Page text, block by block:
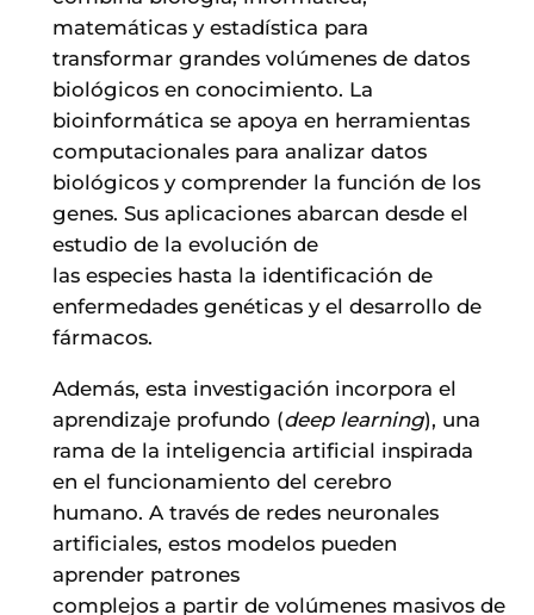
matemáticas y estadística para
transformar grandes volúmenes de datos
biológicos en conocimiento. La
bioinformática se apoya en herramientas
computacionales para analizar datos
biológicos y comprender la función de los
genes. Sus aplicaciones abarcan desde el
estudio de la evolución de
las especies hasta la identificación de
enfermedades genéticas y el desarrollo de
fármacos.
Además, esta investigación incorpora el
aprendizaje profundo (deep learning), una
rama de la inteligencia artificial inspirada
en el funcionamiento del cerebro
humano. A través de redes neuronales
artificiales, estos modelos pueden
aprender patrones
complejos a partir de volúmenes masivos de